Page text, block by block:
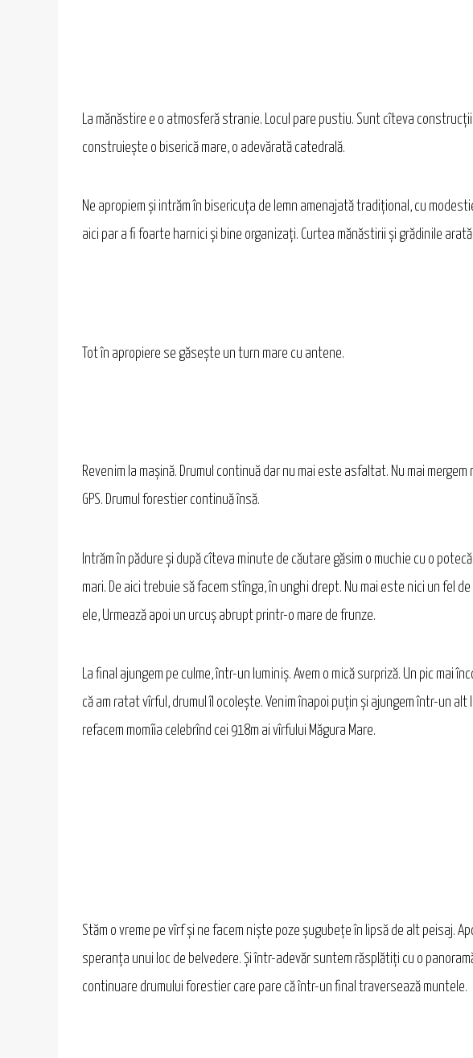
La mănăstire e o atmosferă stranie. Locul pare pustiu. Sunt cîteva
construiește o biserică mare, o adevărată catedrală.
Ne apropiem și intrăm în bisericuța de lemn amenajată tradițional, cu
aici par a fi foarte harnici și bine organizați. Curtea mănăstirii și grădinile
Tot în apropiere se găsește un turn mare cu antene.
Revenim la mașină. Drumul continuă dar nu mai este asfaltat. Nu mai
GPS. Drumul forestier continuă însă.
Intrăm în pădure și după cîteva minute de căutare găsim o muchie cu o
mari. De aici trebuie să facem stînga, în unghi drept. Nu mai este nici un fel
ele, Urmează apoi un urcuș abrupt printr-o mare de frunze.
La final ajungem pe culme, într-un luminiș. Avem o mică surpriză. Un pic mai
că am ratat vîrful, drumul îl ocolește. Venim înapoi puțin și ajungem într-un
refacem momîia celebrînd cei 918m ai vîrfului Măgura Mare.
Stăm o vreme pe vîrf și ne facem niște poze șugubețe în lipsă de alt peisaj.
speranța unui loc de belvedere. Și într-adevăr suntem răsplătiți cu o
continuare drumului forestier care pare că într-un final traversează muntele.